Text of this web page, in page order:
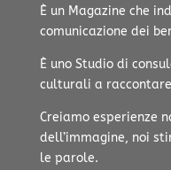
È un Magazine che
comunicazione dei
È uno Studio di
culturali a
Creiamo esperienze
dell’immagine, noi
le parole.